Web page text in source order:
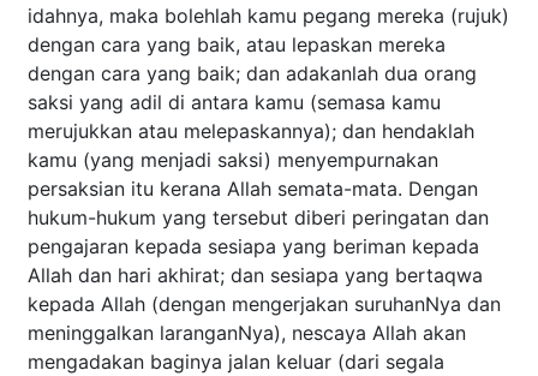
idahnya, maka bolehlah kamu pegang mereka (rujuk)
dengan cara yang baik, atau lepaskan mereka
dengan cara yang baik; dan adakanlah dua orang
saksi yang adil di antara kamu (semasa kamu
merujukkan atau melepaskannya); dan hendaklah
kamu (yang menjadi saksi) menyempurnakan
persaksian itu kerana Allah semata-mata. Dengan
hukum-hukum yang tersebut diberi peringatan dan
pengajaran kepada sesiapa yang beriman kepada
Allah dan hari akhirat; dan sesiapa yang bertaqwa
kepada Allah (dengan mengerjakan suruhanNya dan
meninggalkan laranganNya), nescaya Allah akan
mengadakan baginya jalan keluar (dari segala